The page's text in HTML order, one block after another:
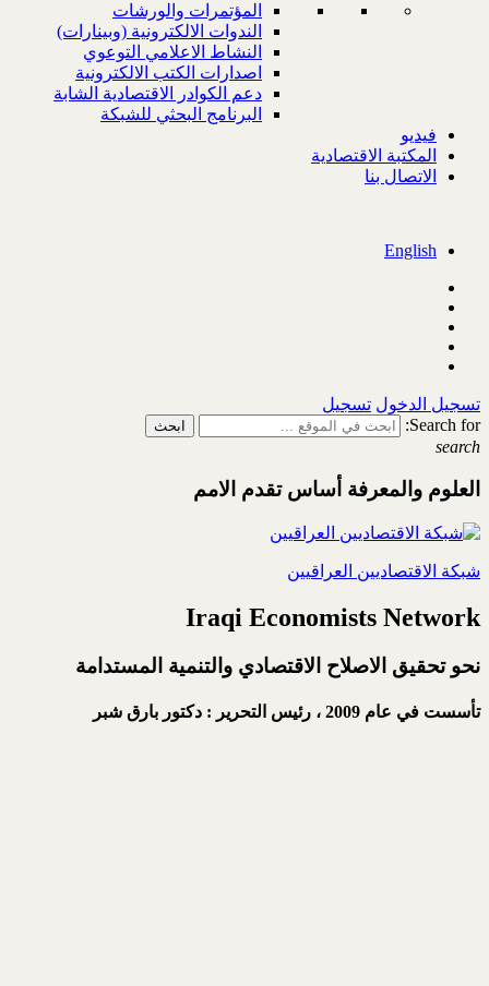
المؤتمرات والورشات
الندوات الالكترونية (وبينارات)
النشاط الاعلامي التوعوي
اصدارات الكتب الالكترونية
دعم الكوادر الاقتصادية الشابة
البرنامج البحثي للشبكة
فيديو
المكتبة الاقتصادية
الاتصال بنا
English
تسجيل الدخول تسجيل
Search for:
search
العلوم والمعرفة أساس تقدم الامم
شبكة الاقتصاديين العراقيين
Iraqi Economists Network
نحو تحقيق الاصلاح الاقتصادي والتنمية المستدامة
تأسست في عام 2009 ، رئيس التحرير : دكتور بارق شبر